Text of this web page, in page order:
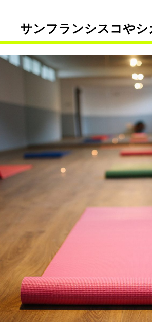
サンフランシスコや